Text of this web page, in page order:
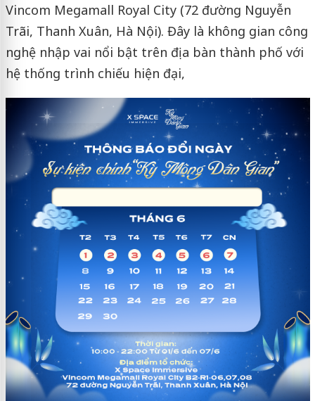
Vincom Megamall Royal City (72 đường Nguyễn
Trãi, Thanh Xuân, Hà Nội). Đây là không gian công
nghệ nhập vai nổi bật trên địa bàn thành phố với
hệ thống trình chiếu hiện đại,